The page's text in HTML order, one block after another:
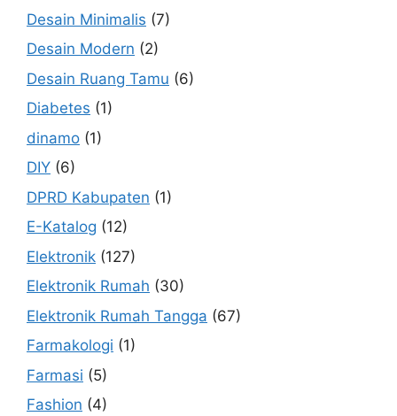
Desain Minimalis (7)
Desain Modern (2)
Desain Ruang Tamu (6)
Diabetes (1)
dinamo (1)
DIY (6)
DPRD Kabupaten (1)
E-Katalog (12)
Elektronik (127)
Elektronik Rumah (30)
Elektronik Rumah Tangga (67)
Farmakologi (1)
Farmasi (5)
Fashion (4)